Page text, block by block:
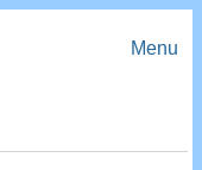
Menu